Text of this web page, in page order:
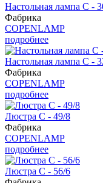
Настольная лампа C -
Фабрика
COPENLAMP
подробнее
Настольная лампа С -
Фабрика
COPENLAMP
подробнее
Люстра С - 49/8
Фабрика
COPENLAMP
подробнее
Люстра С - 56/6